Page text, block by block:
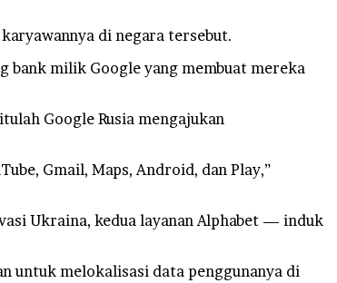
di negara tersebut.
bank milik Google yang membuat mereka
Google Rusia mengajukan
Gmail, Maps, Android, dan Play,”
Ukraina, kedua layanan Alphabet — induk
untuk melokalisasi data penggunanya di